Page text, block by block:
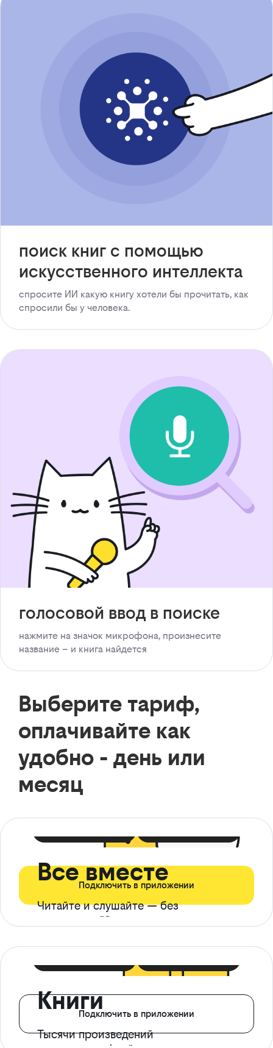
поиск книг с помощью
искусственного интеллекта
спросите ИИ какую книгу хотели бы прочитать, как
спросили бы у человека.
голосовой ввод в поиске
нажмите на значок микрофона, произнесите
название – и книга найдется
Выберите тариф,
оплачивайте как
удобно - день или
месяц
Все вместе
Читайте и слушайте — без
ограничений*
Подключить в приложении
Книги
Тысячи произведений
Подключить в приложении